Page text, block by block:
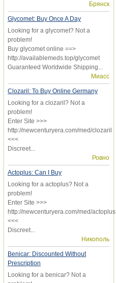
Брянск
Glycomet: Buy Once A Day
Looking for a glycomet? Not a
problem!
Buy glycomet online ==>
http://availablemeds.top/glycomet
Guaranteed Worldwide Shipping...
Миасс
Clozaril: To Buy Online Germany
Looking for a clozaril? Not a
problem!
Enter Site >>>
http://newcenturyera.com/med/clozaril
<<<
Discreet...
Ровно
Actoplus: Can I Buy
Looking for a actoplus? Not a
problem!
Enter Site >>>
http://newcenturyera.com/med/actoplus
<<<
Discreet...
Никополь
Benicar: Discounted Without
Prescription
Looking for a benicar? Not a